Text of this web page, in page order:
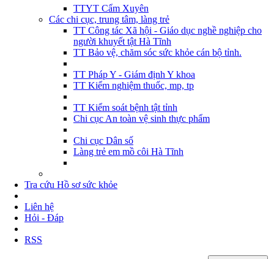
TTYT Cẩm Xuyên
Các chi cục, trung tâm, làng trẻ
TT Công tác Xã hội - Giáo dục nghề nghiệp cho
người khuyết tật Hà Tĩnh
TT Bảo vệ, chăm sóc sức khỏe cán bộ tỉnh.
TT Pháp Y - Giám định Y khoa
TT Kiểm nghiệm thuốc, mp, tp
TT Kiểm soát bệnh tật tỉnh
Chi cục An toàn vệ sinh thực phẩm
Chi cục Dân số
Làng trẻ em mồ côi Hà Tĩnh
Tra cứu Hồ sơ sức khỏe
Liên hệ
Hỏi - Đáp
RSS